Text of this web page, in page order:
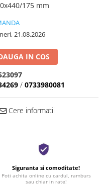
175 mm
21.08.2026
IN COS
/ 0733980081
Cere informatii
Siguranta si comoditate!
Poti achita online cu cardul, ramburs
sau chiar in rate!